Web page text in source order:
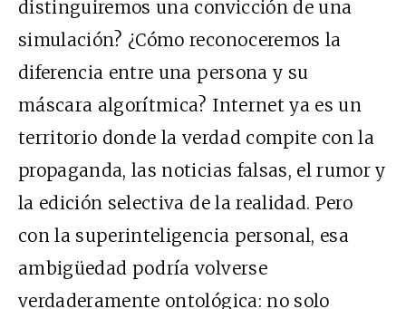
distinguiremos una convicción de una
simulación? ¿Cómo reconoceremos la
diferencia entre una persona y su
máscara algorítmica? Internet ya es un
territorio donde la verdad compite con la
propaganda, las noticias falsas, el rumor y
la edición selectiva de la realidad. Pero
con la superinteligencia personal, esa
ambigüedad podría volverse
verdaderamente ontológica: no solo